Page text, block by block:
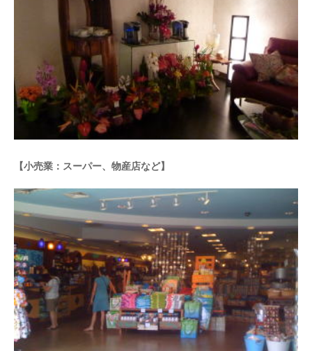
【小売業：スーパー、物産店など】